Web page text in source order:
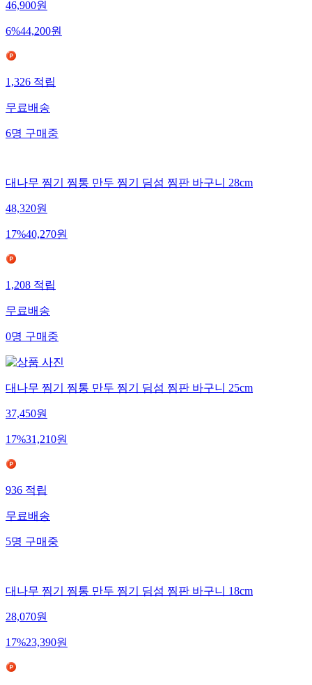
46,900원
6%44,200원
1,326적립
무료배송
6명구매중
대나무 찜기 찜통 만두 찜기 딤섬 찜판 바구니 28cm
48,320원
17%40,270원
1,208적립
무료배송
0명구매중
대나무 찜기 찜통 만두 찜기 딤섬 찜판 바구니 25cm
37,450원
17%31,210원
936적립
무료배송
5명구매중
대나무 찜기 찜통 만두 찜기 딤섬 찜판 바구니 18cm
28,070원
17%23,390원